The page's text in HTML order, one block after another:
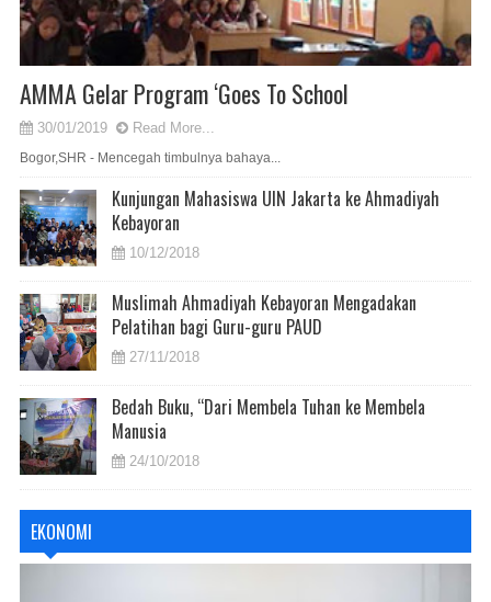
AMMA Gelar Program ‘Goes To School
30/01/2019 Read More...
Bogor,SHR - Mencegah timbulnya bahaya...
Kunjungan Mahasiswa UIN Jakarta ke Ahmadiyah
Kebayoran
10/12/2018
Muslimah Ahmadiyah Kebayoran Mengadakan
Pelatihan bagi Guru-guru PAUD
27/11/2018
Bedah Buku, “Dari Membela Tuhan ke Membela
Manusia
24/10/2018
EKONOMI